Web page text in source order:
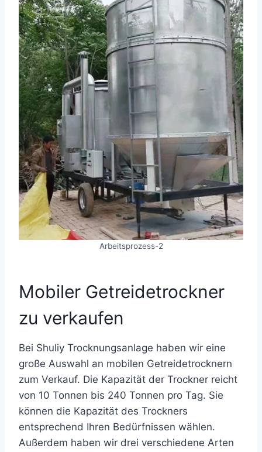
Arbeitsprozess-2
Mobiler Getreidetrockner
zu verkaufen
Bei Shuliy Trocknungsanlage haben wir eine
große Auswahl an mobilen Getreidetrocknern
zum Verkauf. Die Kapazität der Trockner reicht
von 10 Tonnen bis 240 Tonnen pro Tag. Sie
können die Kapazität des Trockners
entsprechend Ihren Bedürfnissen wählen.
Außerdem haben wir drei verschiedene Arten